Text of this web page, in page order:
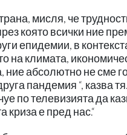
мисля, че
която всички ние
епидемии, в
на климата,
ние абсолютно не сме
пандемия “, казва
по телевизията да
криза е пред нас.“